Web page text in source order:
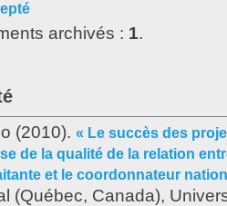
archivés : 1.
(2010). « Le succès des
de la qualité de la relation
et le coordonnateur
(Québec, Canada),